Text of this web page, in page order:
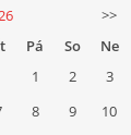
>>
Pá So
Ne
1
2
3
8 9
10